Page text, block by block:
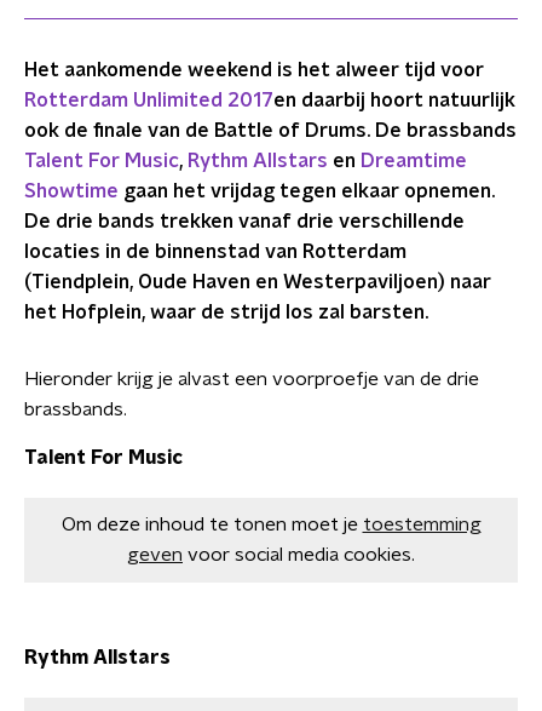
Het aankomende weekend is het alweer tijd voor
Rotterdam Unlimited 2017en daarbij hoort natuurlijk
ook de finale van de Battle of Drums. De brassbands
Talent For Music, Rythm Allstars en Dreamtime
Showtime gaan het vrijdag tegen elkaar opnemen.
De drie bands trekken vanaf drie verschillende
locaties in de binnenstad van Rotterdam
(Tiendplein, Oude Haven en Westerpaviljoen) naar
het Hofplein, waar de strijd los zal barsten.
Hieronder krijg je alvast een voorproefje van de drie
brassbands.
Talent For Music
Om deze inhoud te tonen moet je toestemming
geven voor social media cookies.
Rythm Allstars